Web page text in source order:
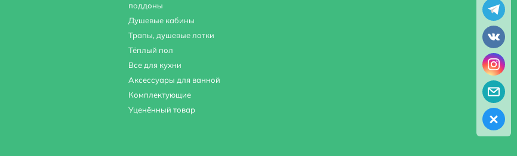
поддоны
Душевые кабины
Трапы, душевые лотки
Тёплый пол
Все для кухни
Аксессуары для ванной
Комплектующие
Уценённый товар